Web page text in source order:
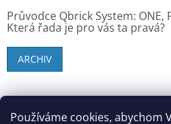
Používáme cookies, abychom
Průvodce Qbrick System: ONE,
Která řada je pro vás ta pravá?
ARCHIV